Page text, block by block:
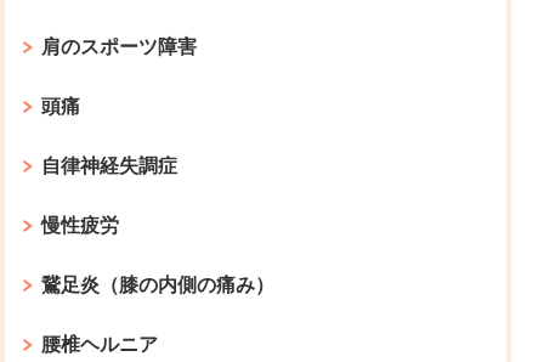
肩のスポーツ障害
頭痛
自律神経失調症
慢性疲労
鵞足炎（膝の内側の痛み）
腰椎ヘルニア